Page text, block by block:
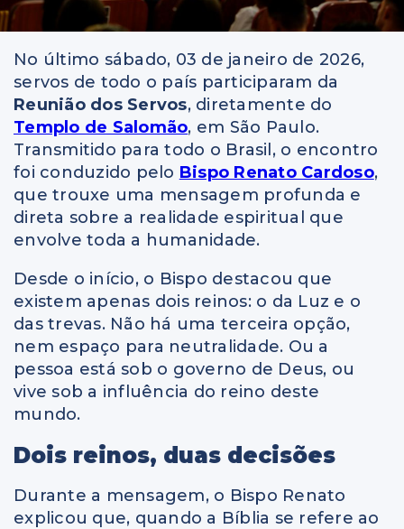
No último sábado, 03 de janeiro de 2026,
servos de todo o país participaram da
Reunião dos Servos, diretamente do
Templo de Salomão, em São Paulo.
Transmitido para todo o Brasil, o encontro
foi conduzido pelo Bispo Renato Cardoso,
que trouxe uma mensagem profunda e
direta sobre a realidade espiritual que
envolve toda a humanidade.
Desde o início, o Bispo destacou que
existem apenas dois reinos: o da Luz e o
das trevas. Não há uma terceira opção,
nem espaço para neutralidade. Ou a
pessoa está sob o governo de Deus, ou
vive sob a influência do reino deste
mundo.
Dois reinos, duas decisões
Durante a mensagem, o Bispo Renato
explicou que, quando a Bíblia se refere ao